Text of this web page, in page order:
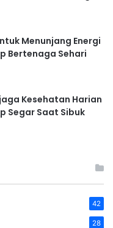
Menunjang Energi
Bertenaga Sehari
Kesehatan Harian
Segar Saat Sibuk
42
28